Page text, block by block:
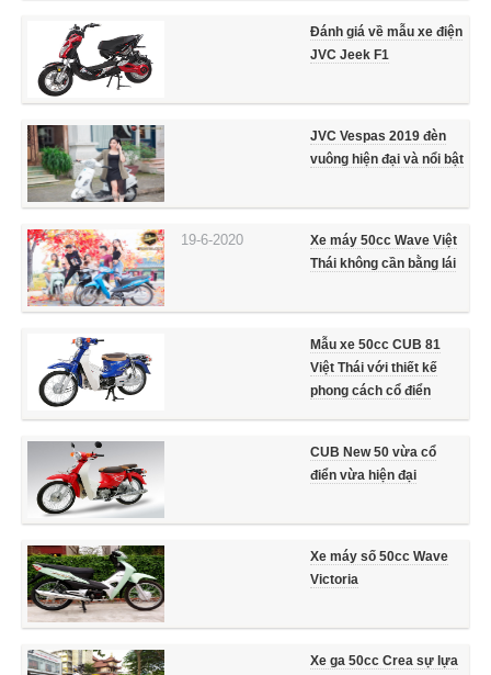
Đánh giá về mẫu xe điện
JVC Jeek F1
JVC Vespas 2019 đèn
vuông hiện đại và nổi bật
Xe máy 50cc Wave Việt
Thái không cần bằng lái
19-6-2020
Mẫu xe 50cc CUB 81
Việt Thái với thiết kế
phong cách cổ điển
CUB New 50 vừa cổ
điển vừa hiện đại
Xe máy số 50cc Wave
Victoria
Xe ga 50cc Crea sự lựa